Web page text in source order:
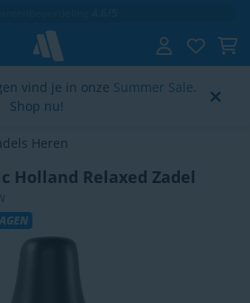
vind je in onze Summer Sale.
Shop nu!
Heren
Holland Relaxed Zadel